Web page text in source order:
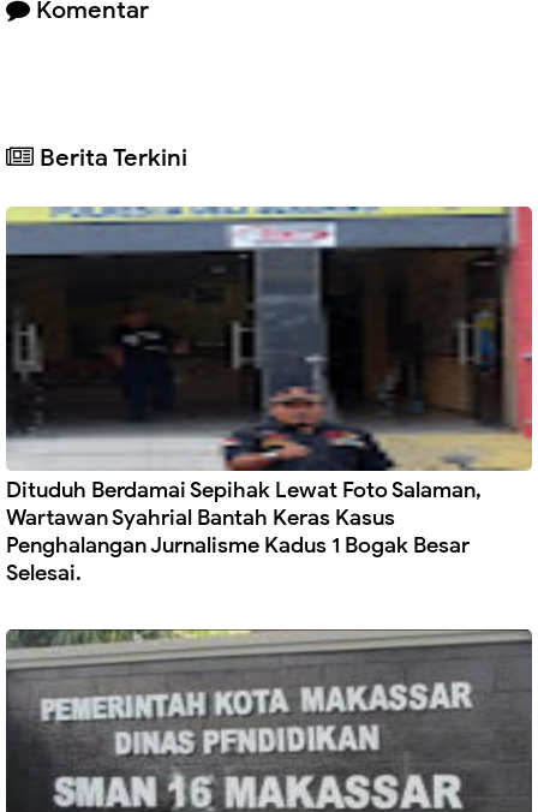
Komentar
Berita Terkini
Dituduh Berdamai Sepihak Lewat Foto Salaman,
Wartawan Syahrial Bantah Keras Kasus
Penghalangan Jurnalisme Kadus 1 Bogak Besar
Selesai.